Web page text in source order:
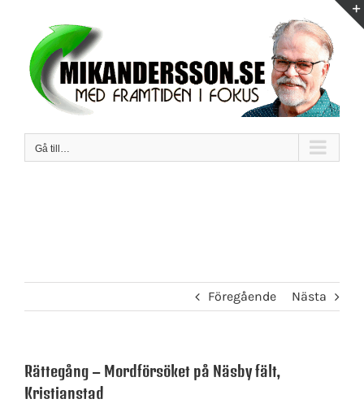
innehållet
Gå till…
Föregående Nästa
Rättegång – Mordförsöket på Näsby fält,
Kristianstad